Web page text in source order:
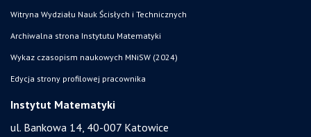
Witryna Wydziału Nauk Ścisłych i Technicznych
Archiwalna strona Instytutu Matematyki
Wykaz czasopism naukowych MNiSW (2024)
Edycja strony profilowej pracownika
Instytut Matematyki
ul. Bankowa 14, 40-007 Katowice